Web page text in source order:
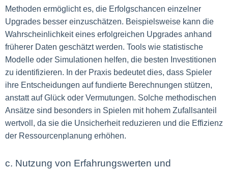
Methoden ermöglicht es, die Erfolgschancen einzelner
Upgrades besser einzuschätzen. Beispielsweise kann die
Wahrscheinlichkeit eines erfolgreichen Upgrades anhand
früherer Daten geschätzt werden. Tools wie statistische
Modelle oder Simulationen helfen, die besten Investitionen
zu identifizieren. In der Praxis bedeutet dies, dass Spieler
ihre Entscheidungen auf fundierte Berechnungen stützen,
anstatt auf Glück oder Vermutungen. Solche methodischen
Ansätze sind besonders in Spielen mit hohem Zufallsanteil
wertvoll, da sie die Unsicherheit reduzieren und die Effizienz
der Ressourcenplanung erhöhen.
c. Nutzung von Erfahrungswerten und